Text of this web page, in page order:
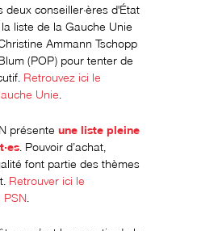
deux conseiller·ères d'État
liste de la Gauche Unie
Ammann Tschopp
(POP) pour tenter de
Retrouvez ici le
Unie
présenteune liste pleine
. Pouvoir d’achat,
font partie des thèmes
Retrouver ici le